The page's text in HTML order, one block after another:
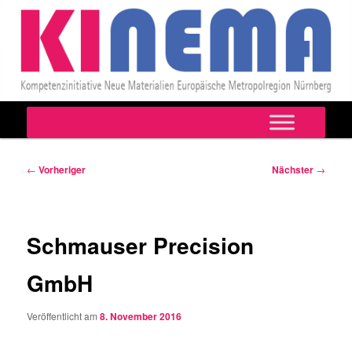
Beitragsnavigation
← Vorheriger Nächster →
Schmauser Precision
GmbH
Veröffentlicht am8. November 2016